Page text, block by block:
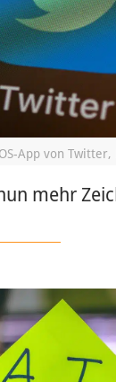
App von Twitter,
mehr